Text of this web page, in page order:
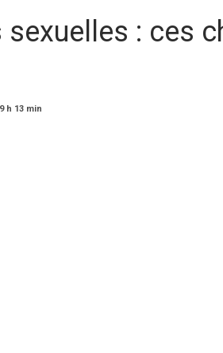
: ces
h 13 min